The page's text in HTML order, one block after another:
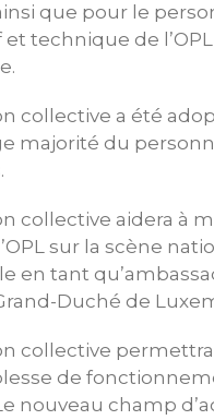
que pour le
technique de
collective a été
majorité du
collective aidera à
sur la scène
en tant
Duché de
collective
de
nouveau champ